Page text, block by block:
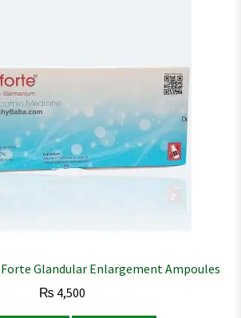
Forte Glandular Enlargement Ampoules
₨ 4,500